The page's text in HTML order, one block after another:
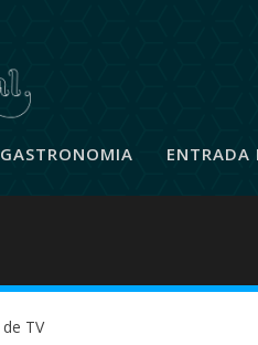
GASTRONOMIA ENTRADA